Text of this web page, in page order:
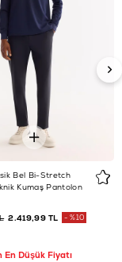
Bel Bi-Stretch
Kumaş Pantolon
2.419,99 TL %10
En Düşük Fiyatı